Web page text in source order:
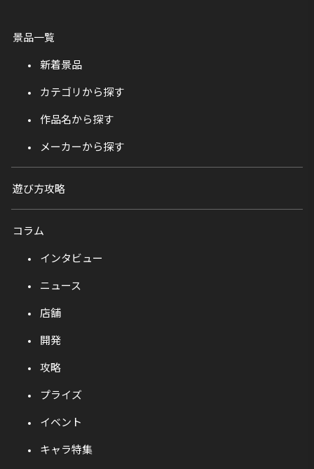
景品一覧
新着景品
カテゴリから探す
作品名から探す
メーカーから探す
遊び方攻略
コラム
インタビュー
ニュース
店舗
開発
攻略
プライズ
イベント
キャラ特集